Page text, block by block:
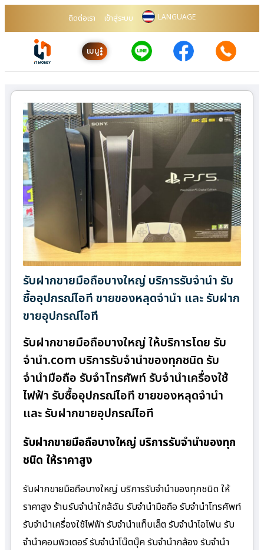
ติดต่อเรา เข้าสู่ระบบ LANGUAGE
เมนู
รับฝากขายมือถือบางใหญ่ บริการรับจำนำ รับ
ซื้ออุปกรณ์ไอที ขายของหลุดจำนำ และ รับฝาก
ขายอุปกรณ์ไอที
รับฝากขายมือถือบางใหญ่ ให้บริการโดย รับ
จํานํา.com บริการรับจำนำของทุกชนิด รับ
จำนำมือถือ รับจำโทรศัพท์ รับจำนำเครื่องใช้
ไฟฟ้า รับซื้ออุปกรณ์ไอที ขายของหลุดจำนำ
และ รับฝากขายอุปกรณ์ไอที
รับฝากขายมือถือบางใหญ่ บริการรับจำนำของทุก
ชนิด ให้ราคาสูง
รับฝากขายมือถือบางใหญ่ บริการรับจำนำของทุกชนิด ให้
ราคาสูง ร้านรับจํานําใกล้ฉัน รับจำนำมือถือ รับจำนำโทรศัพท์
รับจำนำเครื่องใช้ไฟฟ้า รับจำนำแท็บเล็ต รับจำนำไอโฟน รับ
จำนำคอมพิวเตอร์ รับจำนำโน๊ตบุ๊ค รับจำนำกล้อง รับจำนำ